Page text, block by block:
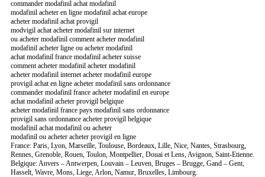
commander modafinil achat modafinil
modafinil acheter en ligne modafinil achat europe
acheter modafinil achat provigil
modvigil achat acheter modafinil sur internet
ou acheter modafinil comment acheter modafinil
modafinil acheter ligne ou acheter modafinil
achat modafinil france modafinil acheter suisse
comment acheter modafinil acheter modafinil
acheter modafinil internet acheter modafinil europe
provigil achat en ligne acheter modafinil sans ordonnance
commander modafinil france acheter modafinil en europe
achat modafinil acheter provigil belgique
acheter modafinil france pays modafinil sans ordonnance
provigil sans ordonnance acheter provigil belgique
modafinil achat modafinil ou acheter
modafinil ou acheter acheter provigil en ligne
France: Paris, Lyon, Marseille, Toulouse, Bordeaux, Lille, Nice, Nantes, Strasbourg,
Rennes, Grenoble, Rouen, Toulon, Montpellier, Douai et Lens, Avignon, Saint-Etienne.
Belgique: Anvers – Antwerpen, Louvain – Leuven, Bruges – Brugge, Gand – Gent,
Hasselt, Wavre, Mons, Liege, Arlon, Namur, Bruxelles, Limbourg.